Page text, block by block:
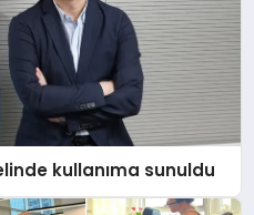
kullanıma sunuldu